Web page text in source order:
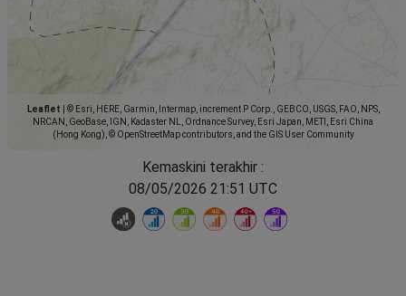
Leaflet
© Esri, HERE, Garmin, Intermap, increment P Corp., GEBCO, USGS, FAO, NPS,
NRCAN, GeoBase, IGN, Kadaster NL, Ordnance Survey, Esri Japan, METI, Esri China
(Hong Kong), © OpenStreetMap contributors, and the GIS User Community
Kemaskini terakhir :
08/05/2026 21:51 UTC